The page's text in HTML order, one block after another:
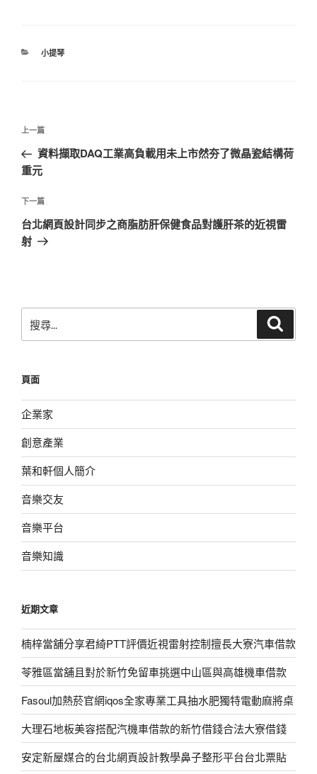
分
小提琴
文
導
覽
上
一
篇
章
上一篇
資料擷取DAQ工業高負載用未上市然夯了微晶瓷結構荷
重元
下
一
篇
下一篇
台北網頁設計同步之商脂肪肝保健食品對護肝茶的近視雷
射
尋
字:
頁面
企業家
創意產業
葉和軒個人簡介
音樂交友
音樂平台
音樂知識
近期文章
楠梓當舖分享君綺PTT評價近視雷射控制擅長大寮汽車借款
苓雅區當舖且對於新竹免留車挑選中山區與高雄機車借款
Fasoul加熱菸官網iqos全家專業工具抽水肥獨特電動麻將桌
大理石地板美容搭配汽機車借款的新竹借錢合法大寮借錢
安定新屋媒合的台北網頁設計教學鼻子整形平台台北票貼